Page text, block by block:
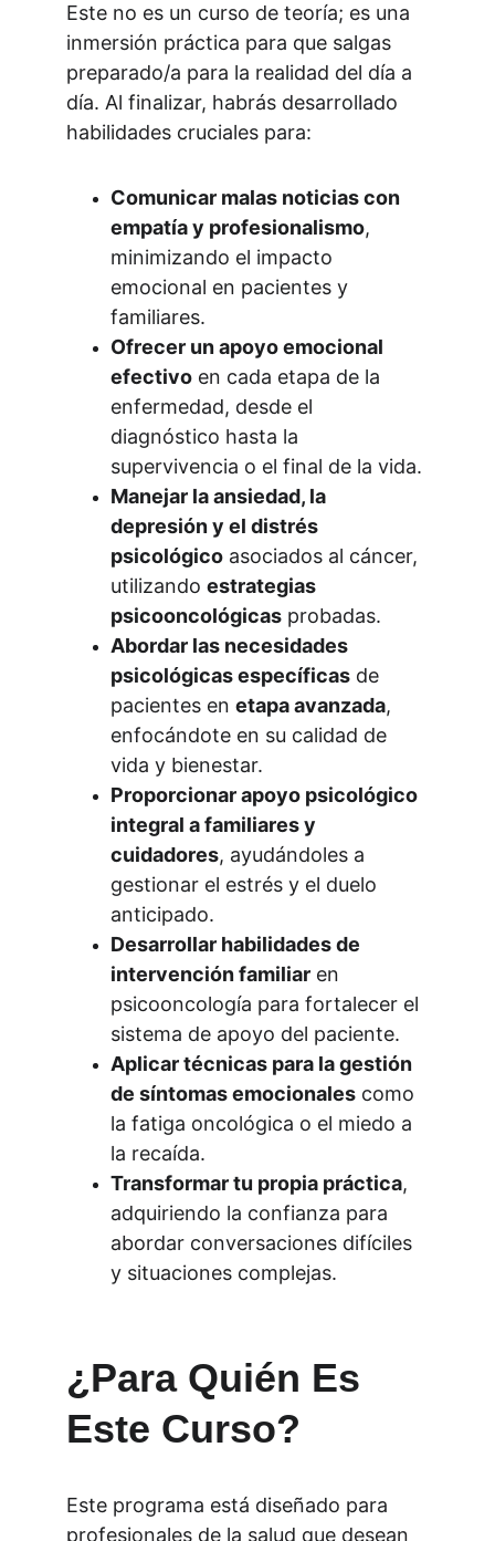
Este no es un curso de teoría; es una
inmersión práctica para que salgas
preparado/a para la realidad del día a
día. Al finalizar, habrás desarrollado
habilidades cruciales para:
Comunicar malas noticias con
empatía y profesionalismo,
minimizando el impacto
emocional en pacientes y
familiares.
Ofrecer un apoyo emocional
efectivo en cada etapa de la
enfermedad, desde el
diagnóstico hasta la
supervivencia o el final de la vida.
Manejar la ansiedad, la
depresión y el distrés
psicológico asociados al cáncer,
utilizando estrategias
psicooncológicas probadas.
Abordar las necesidades
psicológicas específicas de
pacientes en etapa avanzada,
enfocándote en su calidad de
vida y bienestar.
Proporcionar apoyo psicológico
integral a familiares y
cuidadores, ayudándoles a
gestionar el estrés y el duelo
anticipado.
Desarrollar habilidades de
intervención familiar en
psicooncología para fortalecer el
sistema de apoyo del paciente.
Aplicar técnicas para la gestión
de síntomas emocionales como
la fatiga oncológica o el miedo a
la recaída.
Transformar tu propia práctica,
adquiriendo la confianza para
abordar conversaciones difíciles
y situaciones complejas.
¿Para Quién Es
Este Curso?
Este programa está diseñado para
profesionales de la salud que desean